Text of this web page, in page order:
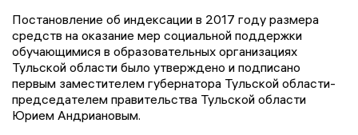
Постановление об индексации в 2017 году размера
средств на оказание мер социальной поддержки
обучающимися в образовательных организациях
Тульской области было утверждено и подписано
первым заместителем губернатора Тульской области-
председателем правительства Тульской области
Юрием Андриановым.